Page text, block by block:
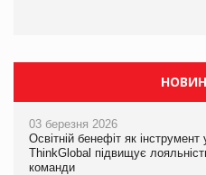
03 березня 2026
Освітній бенефіт як
ThinkGlobal підвищує
команди